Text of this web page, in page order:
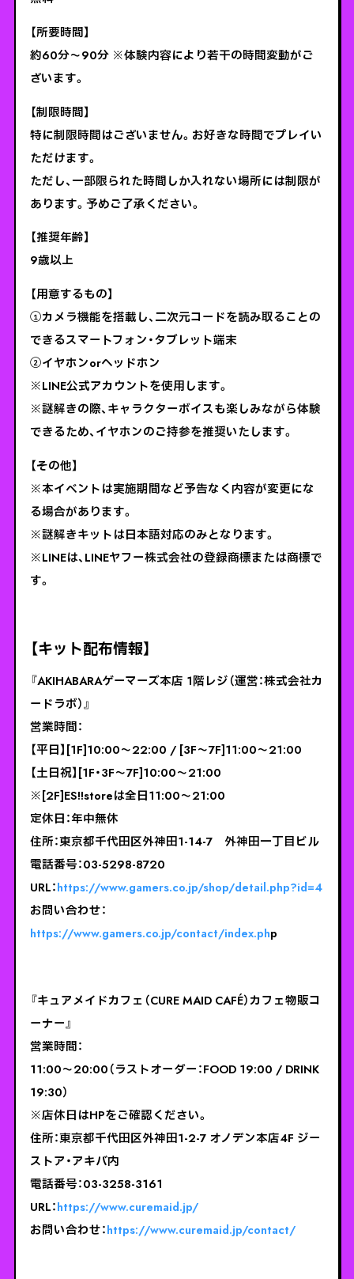
【所要時間】
約60分〜90分 ※体験内容により若干の時間変動がご
ざいます。
【制限時間】
特に制限時間はございません。お好きな時間でプレイい
ただけます。
ただし、一部限られた時間しか入れない場所には制限が
あります。予めご了承ください。
【推奨年齢】
9歳以上
【用意するもの】
①カメラ機能を搭載し、二次元コードを読み取ることの
できるスマートフォン・タブレット端末
②イヤホンorヘッドホン
※LINE公式アカウントを使用します。
※謎解きの際、キャラクターボイスも楽しみながら体験
できるため、イヤホンのご持参を推奨いたします。
【その他】
※本イベントは実施期間など予告なく内容が変更にな
る場合があります。
※謎解きキットは日本語対応のみとなります。
※LINEは、LINEヤフー株式会社の登録商標または商標で
す。
【キット配布情報】
『AKIHABARAゲーマーズ本店 1階レジ（運営：株式会社カ
ードラボ）』
営業時間：
【平日】[1F]10:00～22:00 / [3F～7F]11:00～21:00
【土日祝】[1F・3F～7F]10:00～21:00
※[2F]ES!!storeは全日11:00～21:00
定休日：年中無休
住所：東京都千代田区外神田1-14-7 外神田一丁目ビル
電話番号：03-5298-8720
URL：https://www.gamers.co.jp/shop/detail.php?id=4
お問い合わせ：
https://www.gamers.co.jp/contact/index.php
『キュアメイドカフェ（CURE MAID CAFÉ）カフェ物販コ
ーナー』
営業時間：
11:00～20:00（ラストオーダー：FOOD 19:00 / DRINK
19:30）
※店休日はHPをご確認ください。
住所：東京都千代田区外神田1-2-7 オノデン本店4F ジー
ストア・アキバ内
電話番号：03-3258-3161
URL：https://www.curemaid.jp/
お問い合わせ：https://www.curemaid.jp/contact/